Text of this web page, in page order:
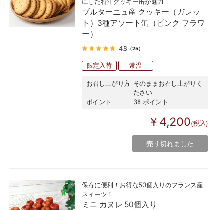
にした特注クッキー缶が魅力
ブルターニュ産 クッキー（ガレッ
ト）3種アソート缶（ピンク フラワ
ー）
4.8 （25）
限定入荷 常温
お召し上がり方 そのままお召し上がりく
ださい
ポイント
38 ポイント
￥4,200(税込)
売り切れました
保存に便利！お得な50個入りのフランス産
スイーツ！
ミニ カヌレ 50個入り